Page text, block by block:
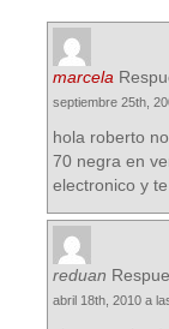
marcela
septiembre 25th,
hola roberto
70 negra en
electronico y
reduan
abril 18th, 2010 a